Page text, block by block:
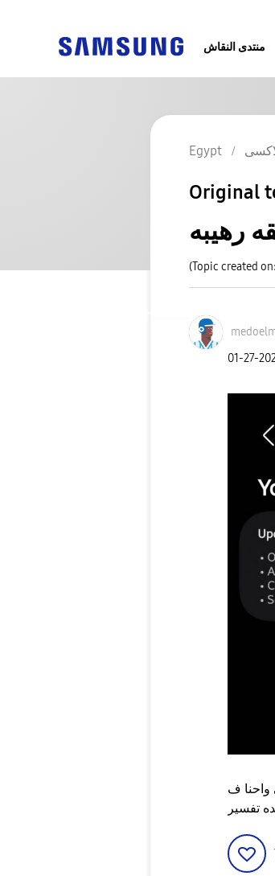
منتدى النقاش
Egypt
Original
رهيبه
(Topic created
‎01-27-
واحنا ف